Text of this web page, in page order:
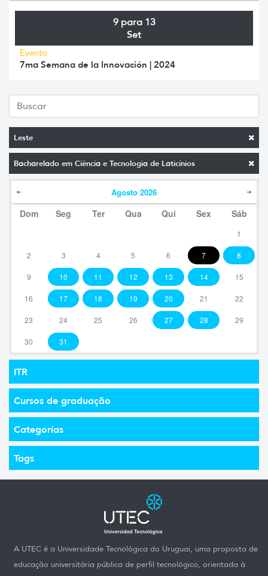
Leste
Bacharelado em Ciência e Tecnologia de Laticínios
Agosto 2026
Dom Seg Ter Qua Qui Sex Sáb
1
2 3 4 5 6 7 8
9 10 11 12 13 14 15
16 17 18 19 20 21 22
23 24 25 26 27 28 29
30 31
ITR
Cursos de graduação
Categorías
Tags
9 para 13
Set
Evento
7ma Semana de la Innovación | 2024
A UTEC é a Universidade Tecnológica do Uruguai, uma proposta de
educação universitária pública de perfil tecnológico, orientada à